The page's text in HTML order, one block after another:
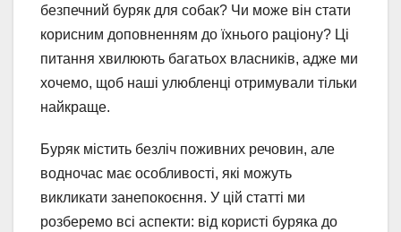
безпечний буряк для собак? Чи може він стати
корисним доповненням до їхнього раціону? Ці
питання хвилюють багатьох власників, адже ми
хочемо, щоб наші улюбленці отримували тільки
найкраще.
Буряк містить безліч поживних речовин, але
водночас має особливості, які можуть
викликати занепокоєння. У цій статті ми
розберемо всі аспекти: від користі буряка до